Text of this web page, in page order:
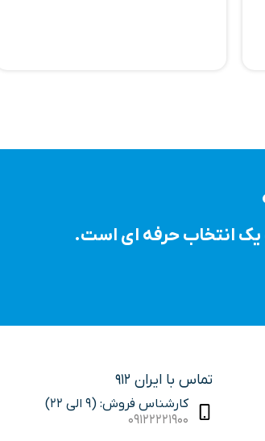
تماس با ایران 912
کارشناس فروش: (9 الی 22)
09122221900